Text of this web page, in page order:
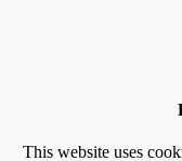
This website uses